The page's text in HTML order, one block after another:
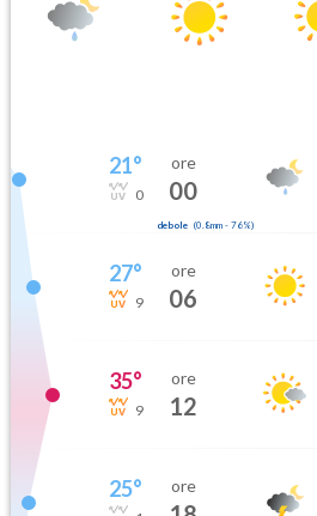
21°
0
ore
00
debole (0.8mm- 76%)
27°
9
ore
06
35°
9
ore
12
25° ore